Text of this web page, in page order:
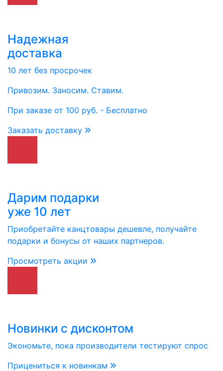
Надежная
доставка
10 лет без просрочек
Привозим. Заносим. Ставим.
При заказе от 100 руб. - Бесплатно
Заказать доставку
Дарим подарки
уже 10 лет
Приобретайте канцтовары дешевле, получайте
подарки и бонусы от наших партнеров.
Просмотреть акции
Новинки с дисконтом
Экономьте, пока производители тестируют спрос
Прицениться к новинкам